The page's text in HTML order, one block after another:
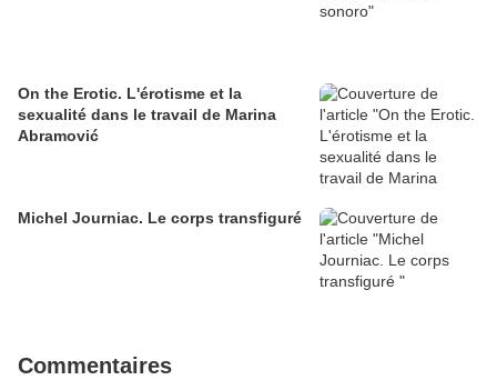
On the Erotic. L'érotisme et la
sexualité dans le travail de Marina
Abramović
Michel Journiac. Le corps transfiguré
Commentaires